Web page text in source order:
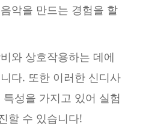
악을 만드는 경험을 할
와 상호작용하는 데에
다. 또한 이러한 신디사
성을 가지고 있어 실험
할 수 있습니다!